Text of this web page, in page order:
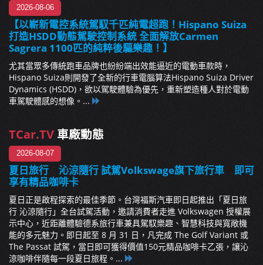
2026-08-06
【以嶄新電控系統駕馭千匹純電超跑！Hispano Suiza
打造HSDD動態駕駛控制系統 全面解放Carmen
Sagrera 1100匹的純粹後驅樂趣！】
尤其當眾多傳統跑車品牌也紛紛端出效能逼近的電動車款時，
Hispano Suiza則開發了全新的行車電腦算法Hispano Suiza Driver
Dynamics (HSDD)，欲以駕駛體驗為優先，重新塑造種人對於電動
車駕駛體感的想像。...
TCar.TV 車廠動態
2026-08-07
夏日旅行 沁涼隨行 試駕Volkswage旗下旅行車 即可
享有精品咖啡卡
夏日正是啟程探索的最佳季節。台灣福斯汽車即日起推出「夏日旅
行 沁涼隨行」全台試駕活動，邀請消費者走進 Volkswagen 授權展
示中心，近距離體驗德系旅行車兼具駕馭樂趣、智慧科技與寬敞機
能的多元魅力。即日起至 8 月 31 日，凡完成 The Golf Variant 或
The Passat 試駕，當日即可獲得價值150元精品咖啡卡乙張，讓沁
涼咖啡伴隨每一段夏日旅程。...